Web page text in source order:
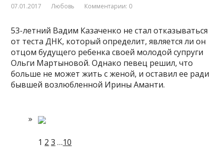
07.01.2017 Любовь Комментарии: 0
53-летний Вадим Казаченко не стал отказываться
от теста ДНК, который определит, является ли он
отцом будущего ребенка своей молодой супруги
Ольги Мартыновой. Однако певец решил, что
больше не может жить с женой, и оставил ее ради
бывшей возлюбленной Ирины Аманти.
1 2 3 …10